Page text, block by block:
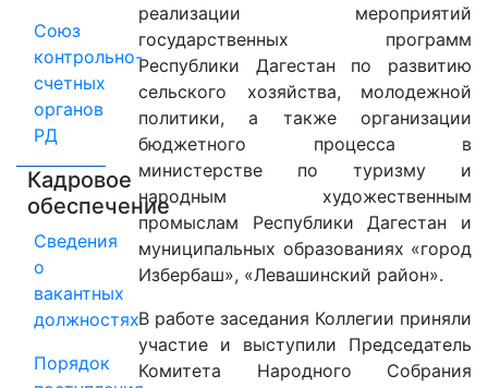
Союз
контрольно-
счетных
органов
РД
Кадровое
обеспечение
Сведения
о
вакантных
должностях
Порядок
реализации мероприятий
государственных программ
Республики Дагестан по развитию
сельского хозяйства, молодежной
политики, а также организации
бюджетного процесса в
министерстве по туризму и
народным художественным
промыслам Республики Дагестан и
муниципальных образованиях «город
Избербаш», «Левашинский район».
В работе заседания Коллегии приняли
участие и выступили Председатель
Комитета Народного Собрания